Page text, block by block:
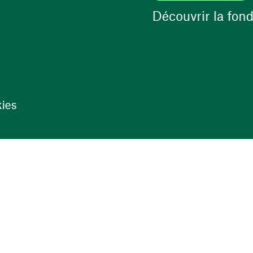
Découvrir la